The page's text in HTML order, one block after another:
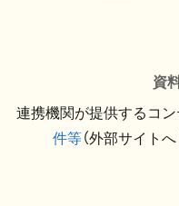
資
連携機関が提供するコン
件等（外部サイト